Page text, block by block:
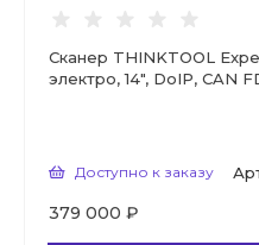
Сканер THINKTOOL
электро, 14", DoIP, CAN
Доступно к заказу
379 000 ₽